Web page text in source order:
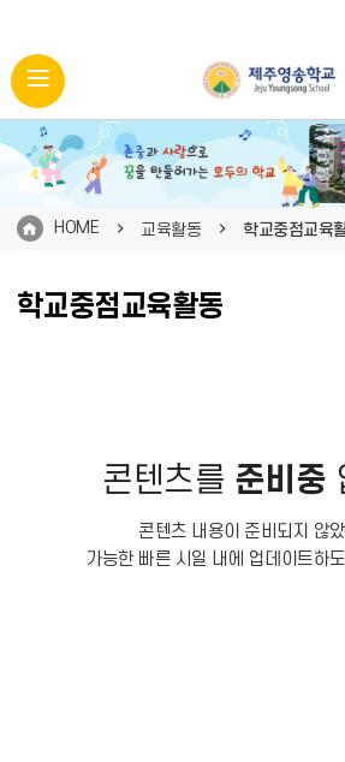
HOME 교육활동 학교중점교육
학교중점교육활동
콘텐츠를 준비중
콘텐츠 내용이 준비되지 않
가능한 빠른 시일 내에 업데이트하